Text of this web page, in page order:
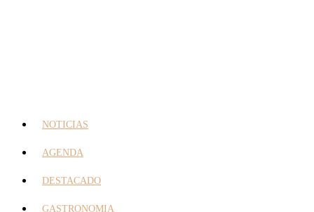
NOTICIAS
AGENDA
DESTACADO
GASTRONOMIA